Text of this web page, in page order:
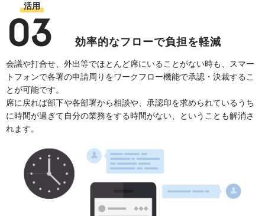
活用
03 効率的なフローで負担を軽減
会議や打合せ、外出等でほとんど席にいることがない時も、スマー
トフォンで各署の申請周りをワークフロー機能で承認・決裁するこ
とが可能です。
席に戻れば部下や各部署から相談や、承認印を求められているうち
に時間が過ぎて自分の業務をする時間がない、ということも解消さ
れます。